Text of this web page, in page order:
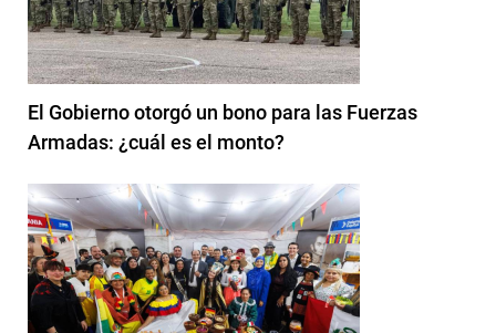
El Gobierno otorgó un bono para las Fuerzas
Armadas: ¿cuál es el monto?